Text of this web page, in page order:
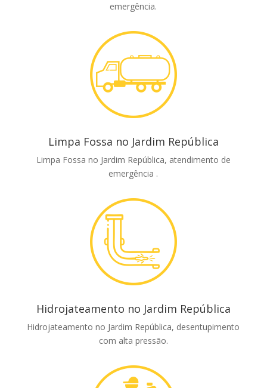
emergência.
Limpa Fossa no Jardim República
Limpa Fossa no Jardim República, atendimento de
emergência .
Hidrojateamento no Jardim República
Hidrojateamento no Jardim República, desentupimento
com alta pressão.